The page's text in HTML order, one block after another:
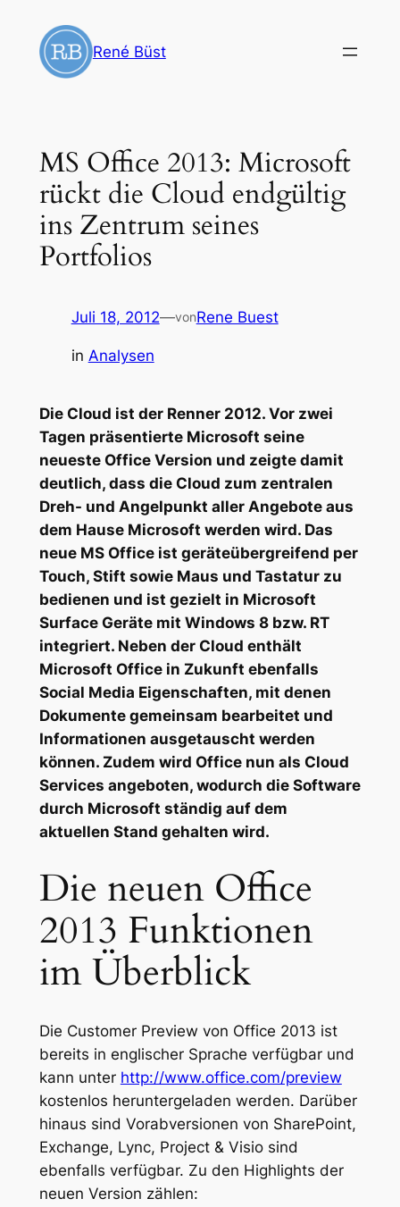
Inhalt
springen
René Büst
MS Office 2013: Microsoft
rückt die Cloud endgültig
ins Zentrum seines
Portfolios
Juli 18, 2012—vonRene Buest
in Analysen
Die Cloud ist der Renner 2012. Vor zwei
Tagen präsentierte Microsoft seine
neueste Office Version und zeigte damit
deutlich, dass die Cloud zum zentralen
Dreh- und Angelpunkt aller Angebote aus
dem Hause Microsoft werden wird. Das
neue MS Office ist geräteübergreifend per
Touch, Stift sowie Maus und Tastatur zu
bedienen und ist gezielt in Microsoft
Surface Geräte mit Windows 8 bzw. RT
integriert. Neben der Cloud enthält
Microsoft Office in Zukunft ebenfalls
Social Media Eigenschaften, mit denen
Dokumente gemeinsam bearbeitet und
Informationen ausgetauscht werden
können. Zudem wird Office nun als Cloud
Services angeboten, wodurch die Software
durch Microsoft ständig auf dem
aktuellen Stand gehalten wird.
Die neuen Office
2013 Funktionen
im Überblick
Die Customer Preview von Office 2013 ist
bereits in englischer Sprache verfügbar und
kann unter http://www.office.com/preview
kostenlos heruntergeladen werden. Darüber
hinaus sind Vorabversionen von SharePoint,
Exchange, Lync, Project & Visio sind
ebenfalls verfügbar. Zu den Highlights der
neuen Version zählen: